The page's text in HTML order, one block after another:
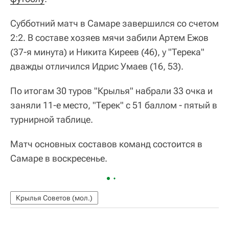
Субботний матч в Самаре завершился со счетом
2:2. В составе хозяев мячи забили Артем Ежов
(37-я минута) и Никита Киреев (46), у "Терека"
дважды отличился Идрис Умаев (16, 53).
По итогам 30 туров "Крылья" набрали 33 очка и
заняли 11-е место, "Терек" с 51 баллом - пятый в
турнирной таблице.
Матч основных составов команд состоится в
Самаре в воскресенье.
Крылья Советов (мол.)